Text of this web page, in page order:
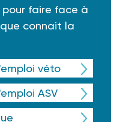
faire face à
connait la
véto
ASV